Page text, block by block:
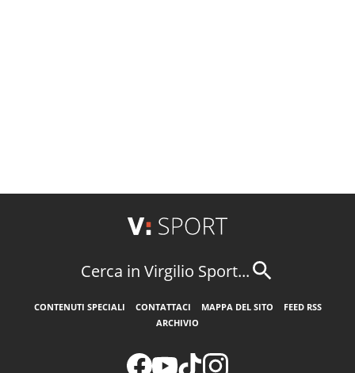
Cerca in Virgilio Sport...
CONTENUTI SPECIALI CONTATTACI MAPPA DEL SITO
FEED RSS
ARCHIVIO